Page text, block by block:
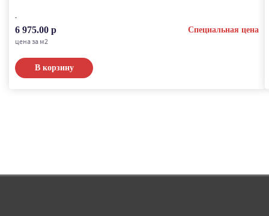
6 975.00 р
Специальная цена
цена за м2
В корзину